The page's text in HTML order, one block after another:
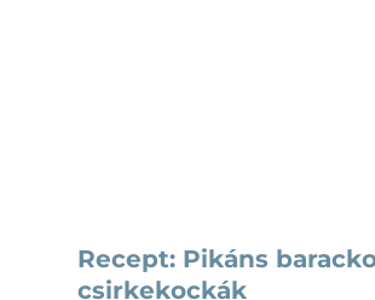
Recept: Pikáns
csirkekockák